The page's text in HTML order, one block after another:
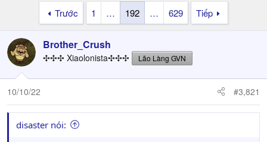
Trước 1 … 192 … 629 Tiếp
Brother_Crush
✣✣✣ Xiaolonista✣✣✣ Lão Làng GVN
10/10/22 #3,821
disaster nói: